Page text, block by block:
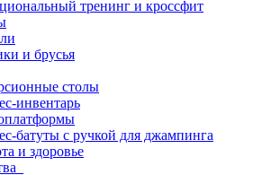
тренинг и кроссфит
и брусья
столы
инвентарь
батуты с ручкой для джампинга
и здоровье